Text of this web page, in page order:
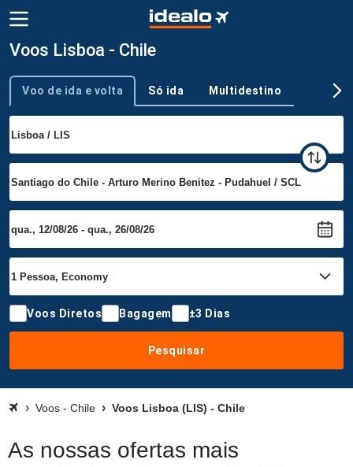
Voos Lisboa - Chile
Tipo de viagem
Voo de ida e volta Só ida Multidestino
Voos Diretos Bagagem ±3 Dias
Pesquisar
Voos - Chile Voos Lisboa (LIS) - Chile
As nossas ofertas mais